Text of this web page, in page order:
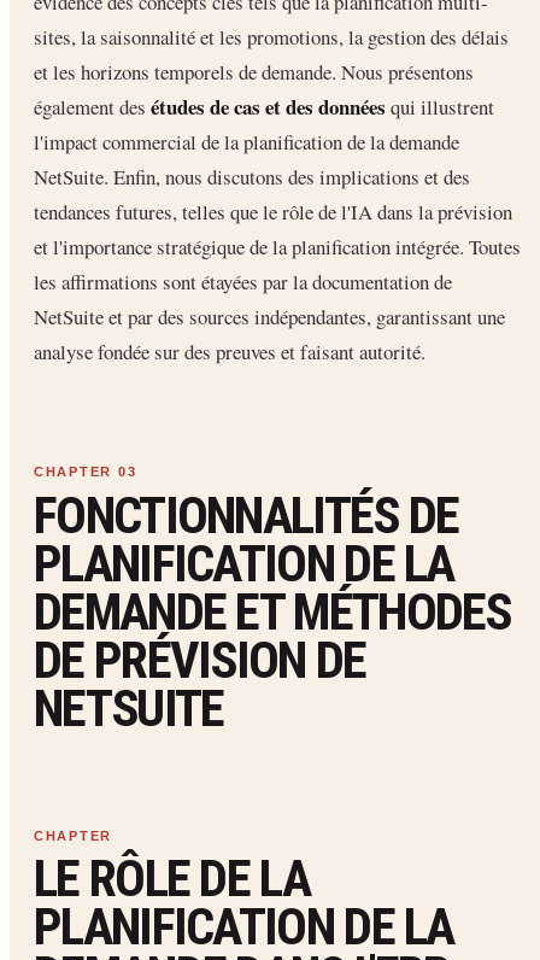
sites, la saisonnalité et les promotions, la gestion des délais
et les horizons temporels de demande. Nous présentons
également des études de cas et des données qui illustrent
l'impact commercial de la planification de la demande
NetSuite. Enfin, nous discutons des implications et des
tendances futures, telles que le rôle de l'IA dans la prévision
et l'importance stratégique de la planification intégrée. Toutes
les affirmations sont étayées par la documentation de
NetSuite et par des sources indépendantes, garantissant une
analyse fondée sur des preuves et faisant autorité.
FONCTIONNALITÉS DE
PLANIFICATION DE LA
DEMANDE ET MÉTHODES
DE PRÉVISION DE
NETSUITE
LE RÔLE DE LA
PLANIFICATION DE LA